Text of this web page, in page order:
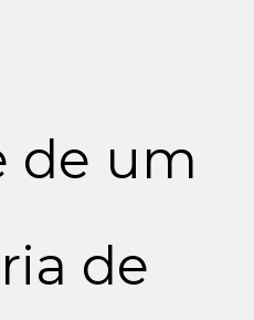
de um
de